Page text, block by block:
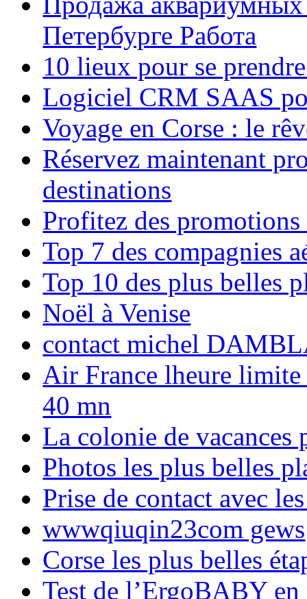
Петербурге Работа
10 lieux pour se
Logiciel CRM SAAS
Voyage en Corse : le
Réservez maintenant
destinations
Profitez des
Top 7 des compagnies
Top 10 des plus belles
Noël à Venise
contact michel
Air France lheure limite
40 mn
La colonie de vacances
Photos les plus belles
Prise de contact avec
wwwqiuqin23com gews
Corse les plus belles
Test de l’ErgoBABY en